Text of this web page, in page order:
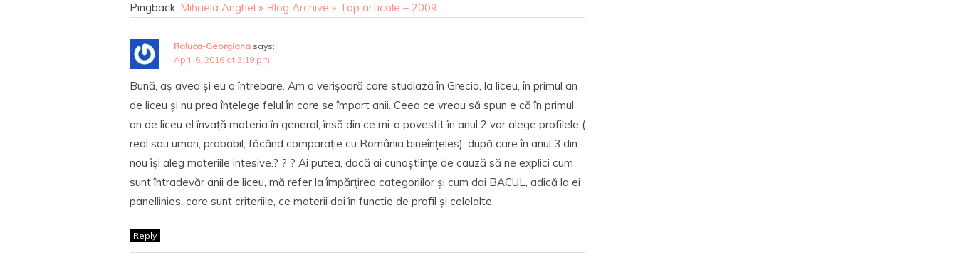
Pingback: Mihaela Anghel » Blog Archive » Top articole – 2009
Raluca-Georgiana says:
April 6, 2016 at 3:19 pm
Bună, aș avea și eu o întrebare. Am o verișoară care studiază în Grecia, la liceu, în primul an
de liceu și nu prea înțelege felul în care se împart anii. Ceea ce vreau să spun e că în primul
an de liceu el învață materia în general, însă din ce mi-a povestit în anul 2 vor alege profilele (
real sau uman, probabil, făcând comparație cu România bineînțeles), după care în anul 3 din
nou își aleg materiile intesive.? ? ? Ai putea, dacă ai cunoștiințe de cauză să ne explici cum
sunt întradevăr anii de liceu, mă refer la împărțirea categoriilor și cum dai BACUL, adică la ei
panellinies. care sunt criteriile, ce materii dai în functie de profil și celelalte.
Reply